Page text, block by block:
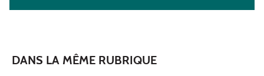
DANS LA MÊME RUBRIQUE